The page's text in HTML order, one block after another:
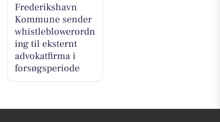
Frederikshavn
Kommune sender
whistleblowerordn
ing til eksternt
advokatfirma i
forsøgsperiode